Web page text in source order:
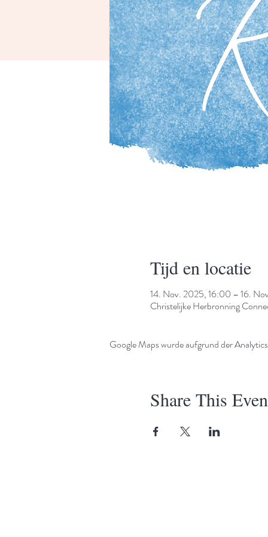
Tijd en locatie
14. Nov. 2025, 16:00 – 16.
Christelijke Herbronning
Google Maps wurde aufgrund der
Share This